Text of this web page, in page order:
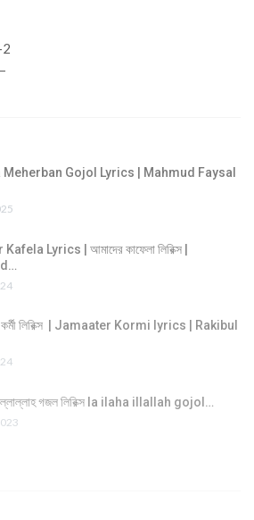
2
Gojol Lyrics | Mahmud Faysal
Lyrics | আমাদের কাফেলা লিরিক্স |
কর্মী লিরিক্স | Jamaater Kormi lyrics | Rakibul
ইল্লাল্লাহ গজল লিরিক্স la ilaha illallah gojol…